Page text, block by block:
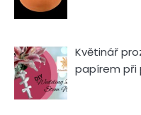
Květinář
papírem při